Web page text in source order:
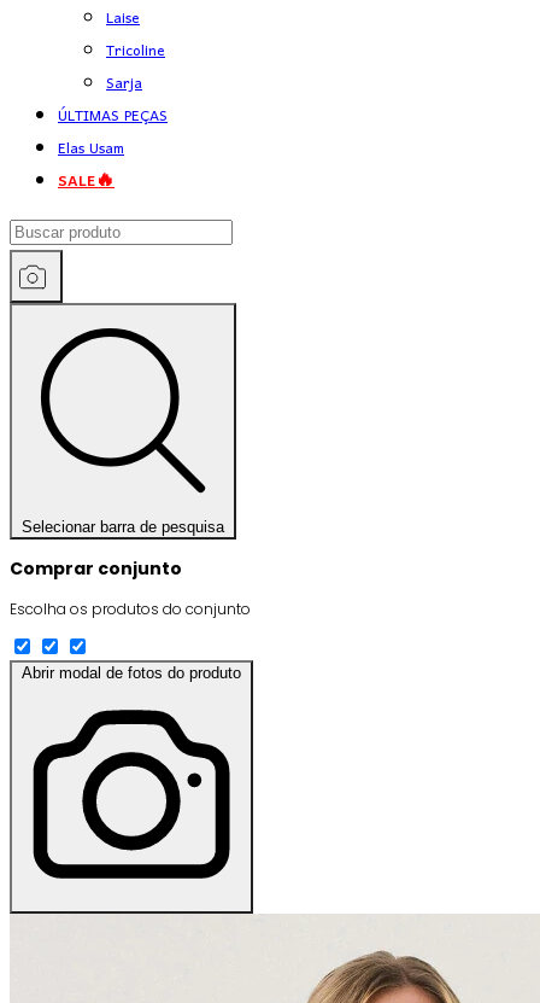
Laise
Tricoline
Sarja
ÚLTIMAS PEÇAS
Elas Usam
SALE🔥
Selecionar barra de pesquisa
Comprar conjunto
Escolha os produtos do conjunto
Abrir modal de fotos do produto